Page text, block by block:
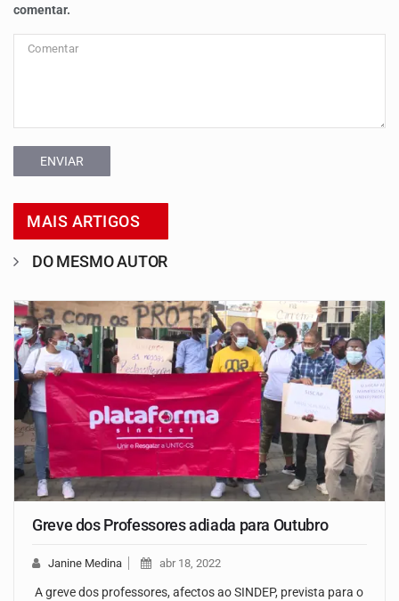
comentar.
ENVIAR
MAIS ARTIGOS
DO MESMO AUTOR
Greve dos Professores adiada para Outubro
Janine Medina abr 18, 2022
A greve dos professores, afectos ao SINDEP, prevista para o